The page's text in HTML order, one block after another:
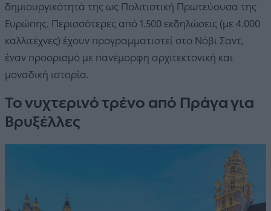
δημιουργικότητά της ως Πολιτιστική Πρωτεύουσα της
Ευρώπης. Περισσότερες από 1.500 εκδηλώσεις (με 4.000
καλλιτέχνες) έχουν προγραμματιστεί στο Νόβι Σαντ,
έναν προορισμό με πανέμορφη αρχιτεκτονική και
μοναδική ιστορία.
Το νυχτερινό τρένο από Πράγα για
Βρυξέλλες